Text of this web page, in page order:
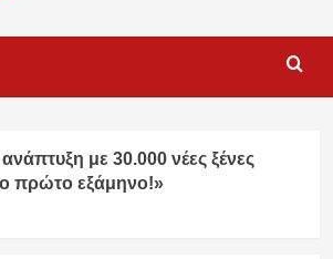
με 30.000 νέες ξένες
πρώτο εξάμηνο!»